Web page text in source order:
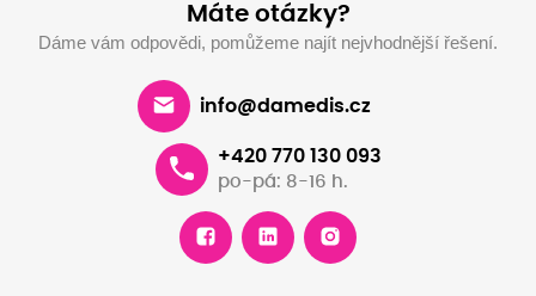
Máte otázky?
Dáme vám odpovědi, pomůžeme najít nejvhodnější řešení.
info@damedis.cz
+420 770 130 093
po-pá: 8-16 h.